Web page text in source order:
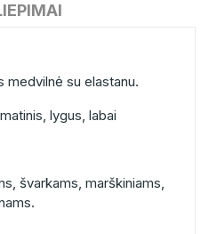
medvilnė su elastanu.
lygus, labai
švarkams, marškiniams,